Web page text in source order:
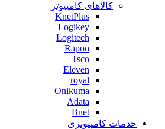
کالاهای کامپیوتر
KnetPlus
Logikey
Logitech
Rapoo
Tsco
Eleven
royal
Onikuma
Adata
Bnet
خدمات کامپیوتری